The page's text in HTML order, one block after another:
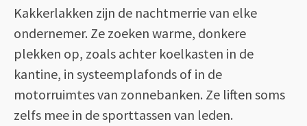
Kakkerlakken zijn de nachtmerrie van elke
ondernemer. Ze zoeken warme, donkere
plekken op, zoals achter koelkasten in de
kantine, in systeemplafonds of in de
motorruimtes van zonnebanken. Ze liften soms
zelfs mee in de sporttassen van leden.